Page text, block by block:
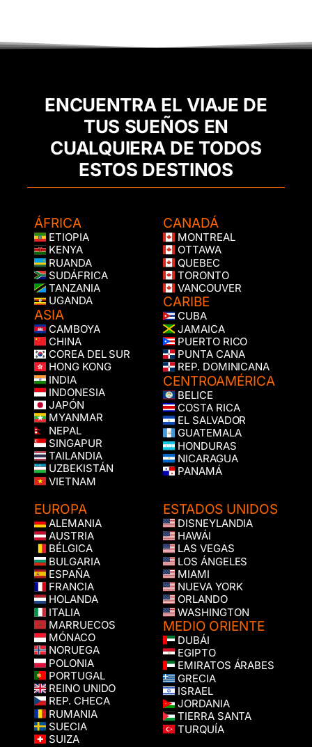
ENCUENTRA EL VIAJE DE
TUS SUEÑOS EN
CUALQUIERA DE TODOS
ESTOS DESTINOS
ÁFRICA
ETIOPIA
KENYA
RUANDA
SUDÁFRICA
TANZANIA
UGANDA
ASIA
CAMBOYA
CHINA
COREA DEL SUR
HONG KONG
INDIA
INDONESIA
JAPÓN
MYANMAR
NEPAL
SINGAPUR
TAILANDIA
UZBEKISTÁN
VIETNAM
CANADÁ
MONTREAL
OTTAWA
QUEBEC
TORONTO
VANCOUVER
CARIBE
CUBA
JAMAICA
PUERTO RICO
PUNTA CANA
REP. DOMINICANA
CENTROAMÉRICA
BELICE
COSTA RICA
EL SALVADOR
GUATEMALA
HONDURAS
NICARAGUA
PANAMÁ
EUROPA
ALEMANIA
AUSTRIA
BÉLGICA
BULGARIA
ESPAÑA
FRANCIA
HOLANDA
ITALIA
MARRUECOS
MÓNACO
NORUEGA
POLONIA
PORTUGAL
REINO UNIDO
REP. CHECA
RUMANIA
SUECIA
SUIZA
ESTADOS UNIDOS
DISNEYLANDIA
HAWÁI
LAS VEGAS
LOS ÁNGELES
MIAMI
NUEVA YORK
ORLANDO
WASHINGTON
MEDIO ORIENTE
DUBÁI
EGIPTO
EMIRATOS ÁRABES
GRECIA
ISRAEL
JORDANIA
TIERRA SANTA
TURQUÍA